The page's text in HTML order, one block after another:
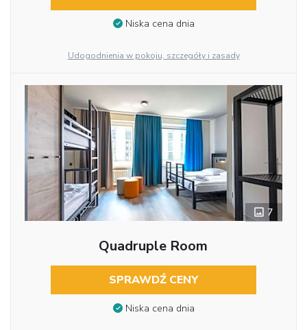
Niska cena dnia
Udogodnienia w pokoju, szczegóły i zasady
7
Quadruple Room
SPRAWDŹ CENY
Niska cena dnia